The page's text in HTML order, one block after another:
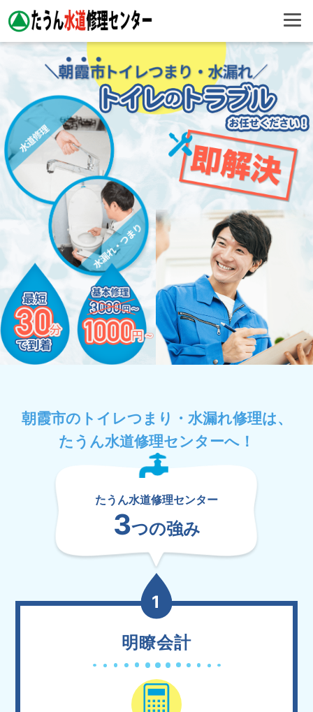
朝霞市のトイレつまり・水漏れ修理は、
たうん水道修理センターへ！
たうん水道修理センター
3つの強み
1
明瞭会計